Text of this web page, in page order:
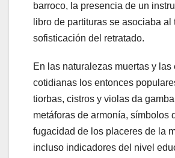
barroco, la presencia de un
libro de partituras se asociaba al
sofisticación del retratado.
En las naturalezas muertas y las
cotidianas los entonces
tiorbas, cistros y violas da
metáforas de armonía, símbolos
fugacidad de los placeres de la
incluso indicadores del nivel